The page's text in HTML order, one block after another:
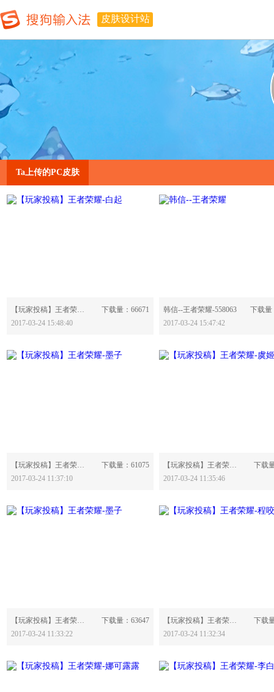
皮肤设计站
Ta上传的PC皮肤
分享：
【玩家投稿】王者荣耀-白起-558065
下载量：66671
2017-03-24 15:48:40
分享：
韩信--王者荣耀-558063
下载量
2017-03-24 15:47:42
分享：
【玩家投稿】王者荣耀-墨子-558017
下载量：61075
2017-03-24 11:37:10
分享：
【玩家投稿】王者荣耀-虞姬-558015
下载
2017-03-24 11:35:46
分享：
【玩家投稿】王者荣耀-墨子-558009
下载量：63647
2017-03-24 11:33:22
分享：
【玩家投稿】王者荣耀-程咬金-558007
下载
2017-03-24 11:32:34